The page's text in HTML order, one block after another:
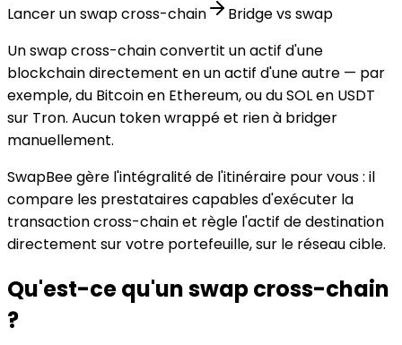
Lancer un swap cross-chain
Bridge vs swap
Un swap cross-chain convertit un actif d'une
blockchain directement en un actif d'une autre — par
exemple, du Bitcoin en Ethereum, ou du SOL en USDT
sur Tron. Aucun token wrappé et rien à bridger
manuellement.
SwapBee gère l'intégralité de l'itinéraire pour vous : il
compare les prestataires capables d'exécuter la
transaction cross-chain et règle l'actif de destination
directement sur votre portefeuille, sur le réseau cible.
Qu'est-ce qu'un swap cross-chain
?